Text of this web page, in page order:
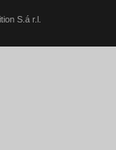
S.á r.l.